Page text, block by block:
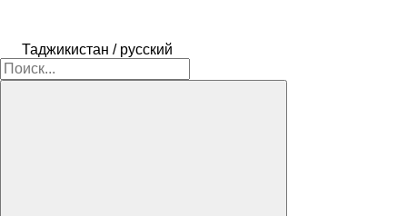
Таджикистан / русский